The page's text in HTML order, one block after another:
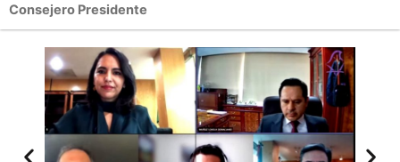
Consejero Presidente